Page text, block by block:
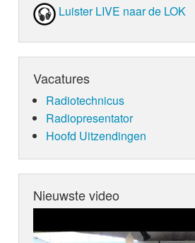
Luister LIVE naar de LOK
Vacatures
Radiotechnicus
Radiopresentator
Hoofd Uitzendingen
Nieuwste video